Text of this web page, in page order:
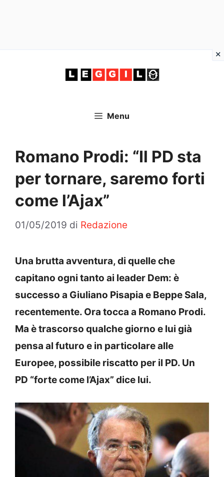
Menu
Romano Prodi: “Il PD sta
per tornare, saremo forti
come l’Ajax”
01/05/2019 di Redazione
Una brutta avventura, di quelle che
capitano ogni tanto ai leader Dem: è
successo a Giuliano Pisapia e Beppe Sala,
recentemente. Ora tocca a Romano Prodi.
Ma è trascorso qualche giorno e lui già
pensa al futuro e in particolare alle
Europee, possibile riscatto per il PD. Un
PD “forte come l’Ajax” dice lui.